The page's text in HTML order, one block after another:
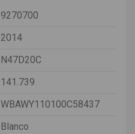
9270700
2014
N47D20C
141.739
WBAWY110100C58437
Blanco